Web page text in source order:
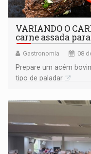
VARIANDO O
carne assada
Gastronomia 08
Prepare um acém
tipo de paladar